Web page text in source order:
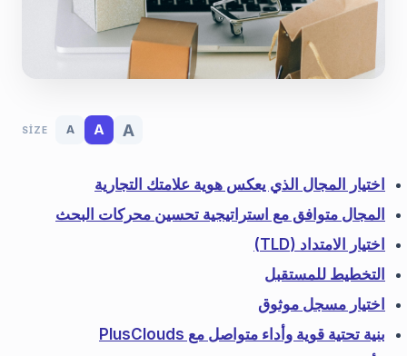
SIZE A A A
اختيار المجال الذي يعكس هوية علامتك التجارية
المجال متوافق مع استراتيجية تحسين محركات البحث
اختيار الامتداد (TLD)
التخطيط للمستقبل
اختيار مسجل موثوق
بنية تحتية قوية وأداء متواصل مع PlusClouds